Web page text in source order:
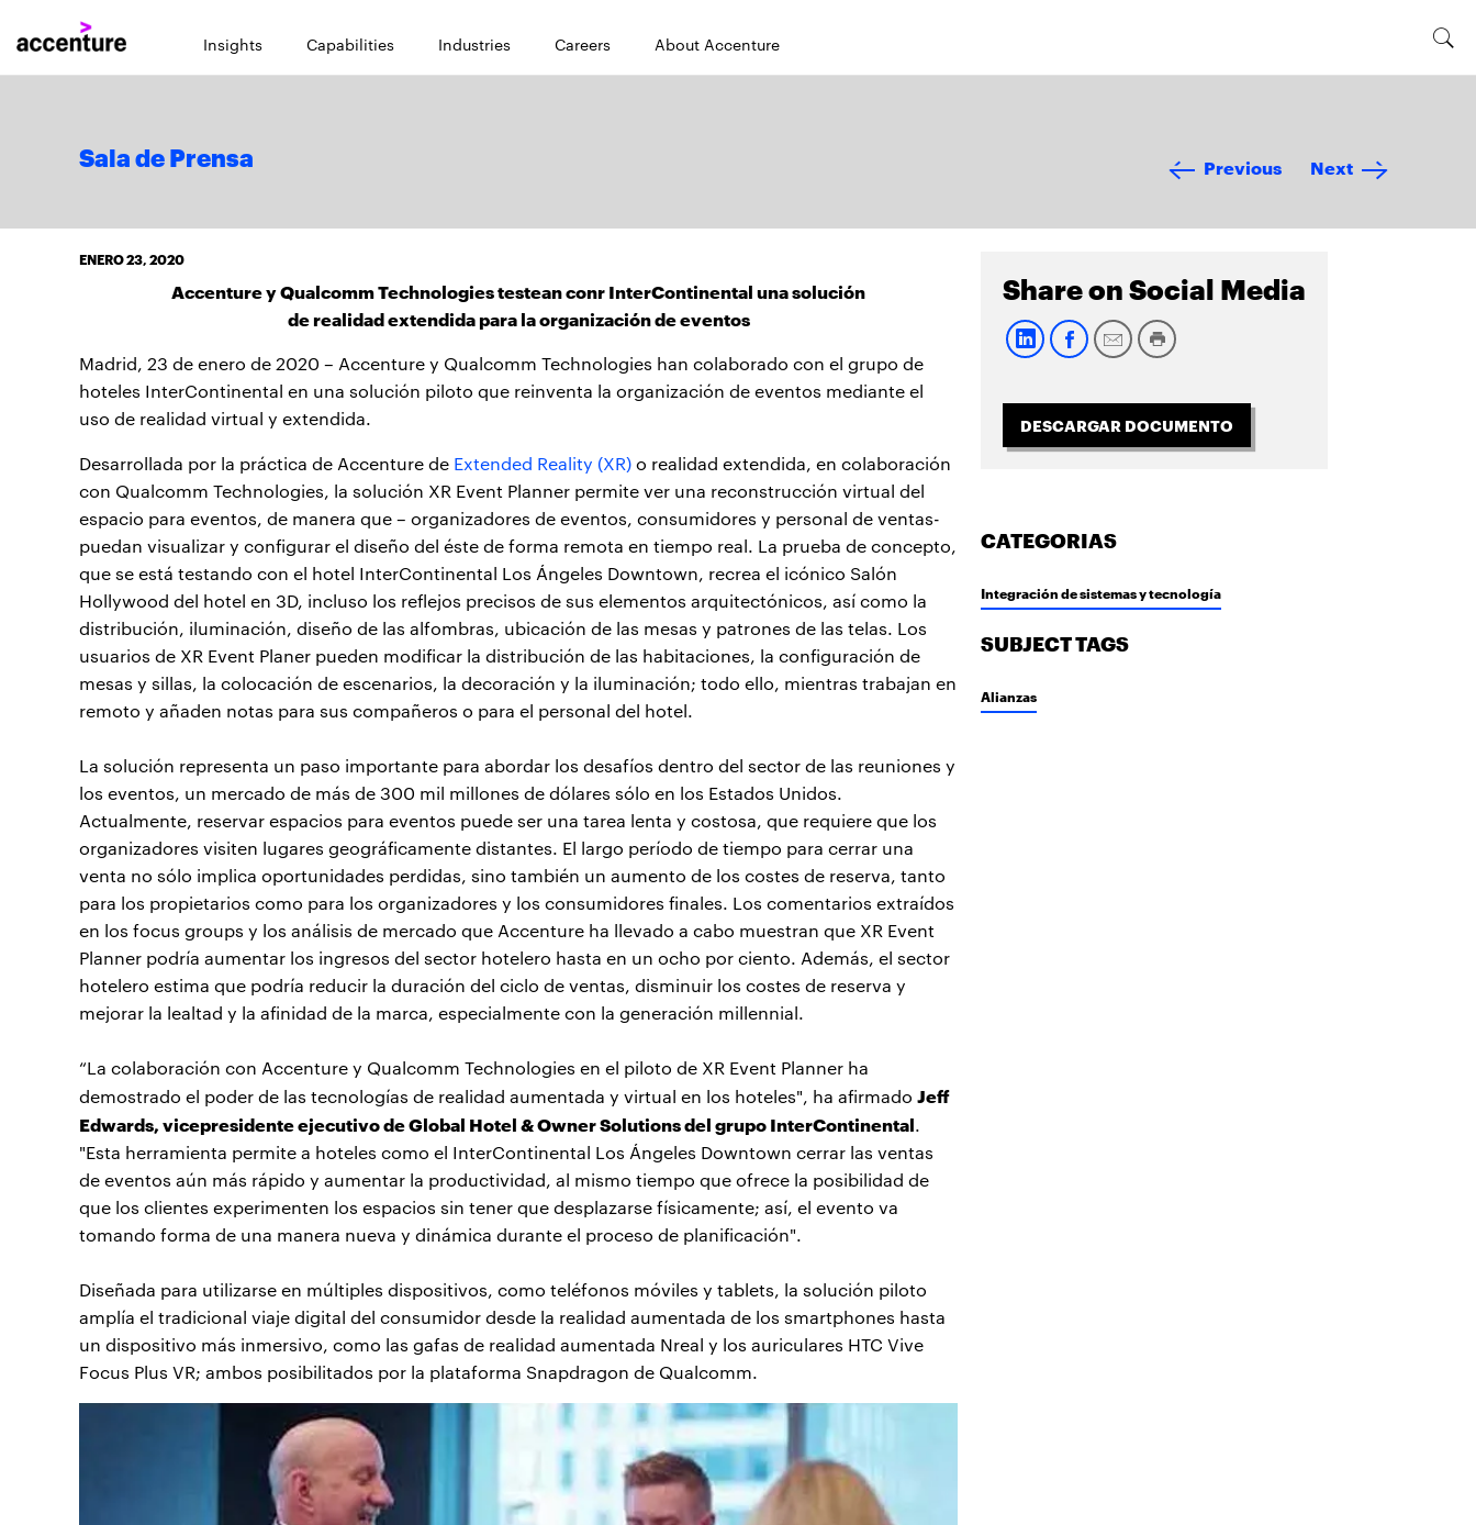
Insights Capabilities Industries Careers About Accenture
Sala de Prensa Previous Next
ENERO 23, 2020
Accenture y Qualcomm Technologies testean conr InterContinental una solución
de realidad extendida para la organización de eventos
Madrid, 23 de enero de 2020 – Accenture y Qualcomm Technologies han colaborado con el grupo de
hoteles InterContinental en una solución piloto que reinventa la organización de eventos mediante el
uso de realidad virtual y extendida.
Desarrollada por la práctica de Accenture de Extended Reality (XR)o realidad extendida, en colaboración
con Qualcomm Technologies, la solución XR Event Planner permite ver una reconstrucción virtual del
espacio para eventos, de manera que – organizadores de eventos, consumidores y personal de ventas-
puedan visualizar y configurar el diseño del éste de forma remota en tiempo real. La prueba de concepto,
que se está testando con el hotel InterContinental Los Ángeles Downtown, recrea el icónico Salón
Hollywood del hotel en 3D, incluso los reflejos precisos de sus elementos arquitectónicos, así como la
distribución, iluminación, diseño de las alfombras, ubicación de las mesas y patrones de las telas. Los
usuarios de XR Event Planer pueden modificar la distribución de las habitaciones, la configuración de
mesas y sillas, la colocación de escenarios, la decoración y la iluminación; todo ello, mientras trabajan en
remoto y añaden notas para sus compañeros o para el personal del hotel.
La solución representa un paso importante para abordar los desafíos dentro del sector de las reuniones y
los eventos, un mercado de más de 300 mil millones de dólares sólo en los Estados Unidos.
Actualmente, reservar espacios para eventos puede ser una tarea lenta y costosa, que requiere que los
organizadores visiten lugares geográficamente distantes. El largo período de tiempo para cerrar una
venta no sólo implica oportunidades perdidas, sino también un aumento de los costes de reserva, tanto
para los propietarios como para los organizadores y los consumidores finales. Los comentarios extraídos
en los focus groups y los análisis de mercado que Accenture ha llevado a cabo muestran que XR Event
Planner podría aumentar los ingresos del sector hotelero hasta en un ocho por ciento. Además, el sector
hotelero estima que podría reducir la duración del ciclo de ventas, disminuir los costes de reserva y
mejorar la lealtad y la afinidad de la marca, especialmente con la generación millennial.
“La colaboración con Accenture y Qualcomm Technologies en el piloto de XR Event Planner ha
demostrado el poder de las tecnologías de realidad aumentada y virtual en los hoteles", ha afirmado Jeff
Edwards, vicepresidente ejecutivo de Global Hotel & Owner Solutions del grupo InterContinental.
"Esta herramienta permite a hoteles como el InterContinental Los Ángeles Downtown cerrar las ventas
de eventos aún más rápido y aumentar la productividad, al mismo tiempo que ofrece la posibilidad de
que los clientes experimenten los espacios sin tener que desplazarse físicamente; así, el evento va
tomando forma de una manera nueva y dinámica durante el proceso de planificación".
Diseñada para utilizarse en múltiples dispositivos, como teléfonos móviles y tablets, la solución piloto
amplía el tradicional viaje digital del consumidor desde la realidad aumentada de los smartphones hasta
un dispositivo más inmersivo, como las gafas de realidad aumentada Nreal y los auriculares HTC Vive
Focus Plus VR; ambos posibilitados por la plataforma Snapdragon de Qualcomm.
Share on Social Media
DESCARGAR DOCUMENTO
CATEGORIAS
Integración de sistemas y tecnología
SUBJECT TAGS
Alianzas